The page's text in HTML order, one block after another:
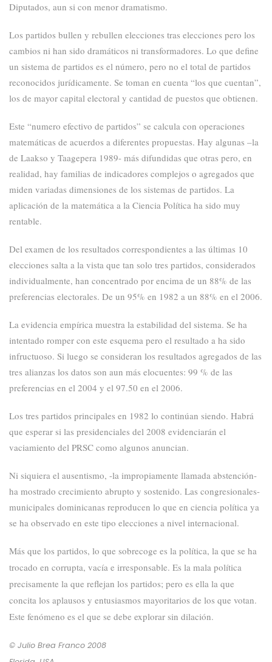
Diputados, aun si con menor dramatismo.
Los partidos bullen y rebullen elecciones tras elecciones pero los
cambios ni han sido dramáticos ni transformadores. Lo que define
un sistema de partidos es el número, pero no el total de partidos
reconocidos jurídicamente. Se toman en cuenta “los que cuentan”,
los de mayor capital electoral y cantidad de puestos que obtienen.
Este “numero efectivo de partidos” se calcula con operaciones
matemáticas de acuerdos a diferentes propuestas. Hay algunas –la
de Laakso y Taagepera 1989- más difundidas que otras pero, en
realidad, hay familias de indicadores complejos o agregados que
miden variadas dimensiones de los sistemas de partidos. La
aplicación de la matemática a la Ciencia Política ha sido muy
rentable.
Del examen de los resultados correspondientes a las últimas 10
elecciones salta a la vista que tan solo tres partidos, considerados
individualmente, han concentrado por encima de un 88% de las
preferencias electorales. De un 95% en 1982 a un 88% en el 2006.
La evidencia empírica muestra la estabilidad del sistema. Se ha
intentado romper con este esquema pero el resultado a ha sido
infructuoso. Si luego se consideran los resultados agregados de las
tres alianzas los datos son aun más elocuentes: 99 % de las
preferencias en el 2004 y el 97.50 en el 2006.
Los tres partidos principales en 1982 lo continúan siendo. Habrá
que esperar si las presidenciales del 2008 evidenciarán el
vaciamiento del PRSC como algunos anuncian.
Ni siquiera el ausentismo, -la impropiamente llamada abstención-
ha mostrado crecimiento abrupto y sostenido. Las congresionales-
municipales dominicanas reproducen lo que en ciencia política ya
se ha observado en este tipo elecciones a nivel internacional.
Más que los partidos, lo que sobrecoge es la política, la que se ha
trocado en corrupta, vacía e irresponsable. Es la mala política
precisamente la que reflejan los partidos; pero es ella la que
concita los aplausos y entusiasmos mayoritarios de los que votan.
Este fenómeno es el que se debe explorar sin dilación.
© Julio Brea Franco 2008